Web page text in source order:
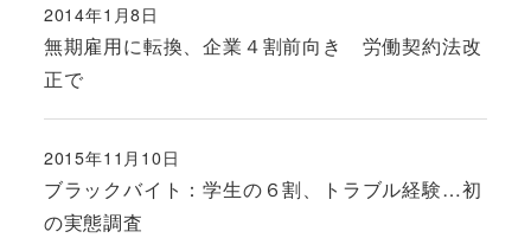
無期雇用に転換、企業４割前向き 労働契約法改
正で
投稿日
2014年1月8日
ブラックバイト：学生の６割、トラブル経験…初
の実態調査
投稿日
2015年11月10日